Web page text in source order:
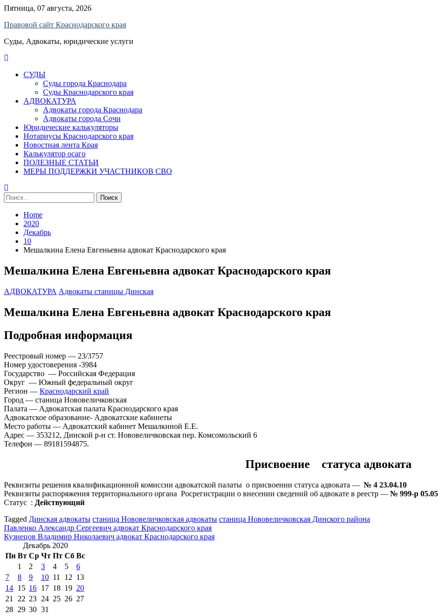
Skip
content
Пятница, 07 августа, 2026
Правовой сайт Краснодарского края
Суды, Адвокаты, юридические услуги
СУДЫ
Суды города Краснодара
Суды Краснодарского края
АДВОКАТУРА
Адвокаты города Краснодара
Адвокаты города Сочи
Юридические калькуляторы
Нотариусы Краснодарского края
Новостная лента Края
Калькулятор осаго
ПОЛЕЗНЫЕ СТАТЬИ
МЕРЫ ПОДДЕРЖКИ УЧАСТНИКОВ СВО
Найти:
Home
2020
Декабрь
10
Мешалкина Елена Евгеньевна адвокат Краснодарского края
Мешалкина Елена Евгеньевна адвокат Краснодарского края
АДВОКАТУРА Адвокаты станицы Динская
Мешалкина Елена Евгеньевна адвокат Краснодарского края
Подробная информация
Реестровый номер — 23/3757
Номер удостоверения -3984
Государство — Российская Федерация
Округ — Южный федеральный округ
Регион — Краснодарский край
Город — станица Нововеличковская
Палата — Адвокатская палата Краснодарского края
Адвокатское образование- Адвокатские кабинеты
Место работы — Адвокатский кабинет Мешалкиной Е.Е.
Адрес — 353212, Динской р-н ст. Нововеличковская пер. Комсомольский 6
Телефон — 89181594875.
Присвоение статуса адвоката
Реквизиты решения квалификационной комиссии адвокатской палаты о присвоении статуса адвоката — № 4 23.04.10
Реквизиты распоряжения территориального органа Росрегистрации о внесении сведений об адвокате в реестр — № 999-р
Статус : Действующий
Tagged Динская адвокаты станица Нововеличковская адвокаты станица Нововеличковская Динского района
Навигация
по
записям
Павленко Александр Сергеевич адвокат Краснодарского края
Кузнецов Владимир Николаевич адвокат Краснодарского края
Декабрь 2020
Пн Вт Ср Чт Пт Сб Вс
1
2 3 4 5
6
7
8 9 10 11 12 13
14 15 16 17 18 19 20
21
22 23 24 25 26 27
28 29 30 31